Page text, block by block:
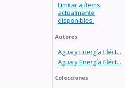
Limitar a ítems
actualmente
disponibles.
Autores
Agua y Energía Eléct...
Agua y Energía Eléct...
Colecciones